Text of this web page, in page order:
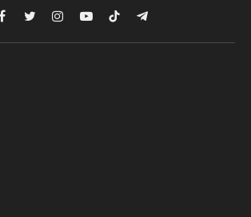
FacebookTwitterInstagramYouTubeTikTokTelegram